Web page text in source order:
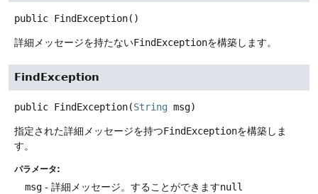
public FindException()
詳細メッセージを持たないFindExceptionを構築します。
FindException
public FindException(String msg)
指定された詳細メッセージを持つFindExceptionを構築しま
す。
パラメータ:
msg - 詳細メッセージ。することができますnull